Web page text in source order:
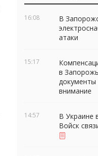
16:08
В
атаки
15:17
в
внимание
14:57
В Украине
Войск